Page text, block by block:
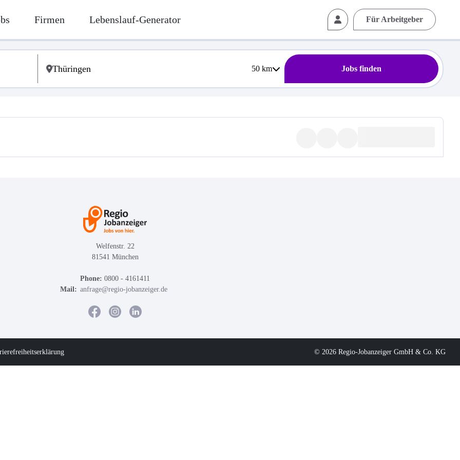
Firmen Lebenslauf-Generator Für Arbeitgeber
50km Jobs finden
Welfenstr. 22
81541 München
Phone: 0800 - 4161411
Mail: anfrage@regio-jobanzeiger.de
© 2026 Regio-Jobanzeiger GmbH & Co. KG